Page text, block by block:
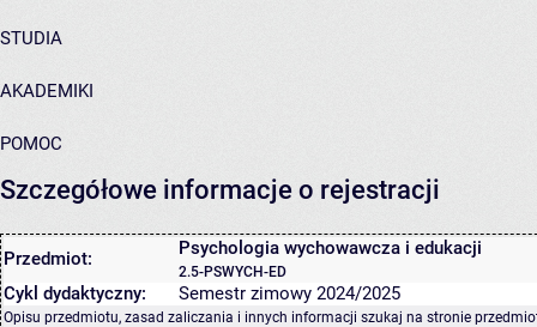
STUDIA
AKADEMIKI
POMOC
Szczegółowe informacje o rejestracji
Przedmiot: Psychologia wychowawcza i edukacji
2.5-PSWYCH-ED
Cykl dydaktyczny: Semestr zimowy 2024/2025
Opisu przedmiotu, zasad zaliczania i innych informacji szukaj na stronie